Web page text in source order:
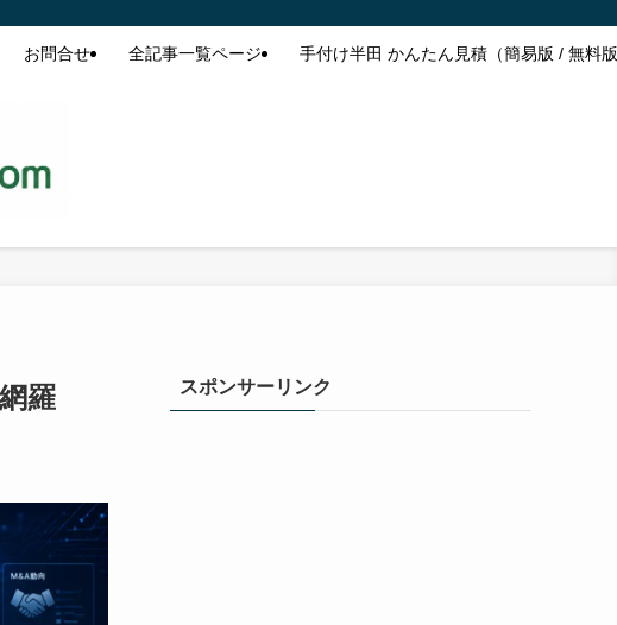
お問合せ 全記事一覧ページ 手付け半田 かんたん見積（簡易版 / 無料
羅 スポンサーリンク